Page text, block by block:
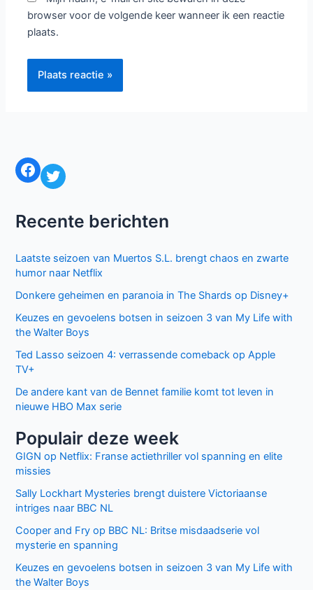
browser voor de volgende keer wanneer ik een reactie
plaats.
Facebook Twitter
Recente berichten
Laatste seizoen van Muertos S.L. brengt chaos en zwarte
humor naar Netflix
Donkere geheimen en paranoia in The Shards op Disney+
Keuzes en gevoelens botsen in seizoen 3 van My Life with
the Walter Boys
Ted Lasso seizoen 4: verrassende comeback op Apple
TV+
De andere kant van de Bennet familie komt tot leven in
nieuwe HBO Max serie
Populair deze week
GIGN op Netflix: Franse actiethriller vol spanning en elite
missies
Sally Lockhart Mysteries brengt duistere Victoriaanse
intriges naar BBC NL
Cooper and Fry op BBC NL: Britse misdaadserie vol
mysterie en spanning
Keuzes en gevoelens botsen in seizoen 3 van My Life with
the Walter Boys